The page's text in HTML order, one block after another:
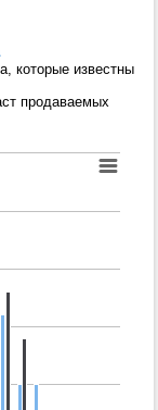
которые известны
продаваемых